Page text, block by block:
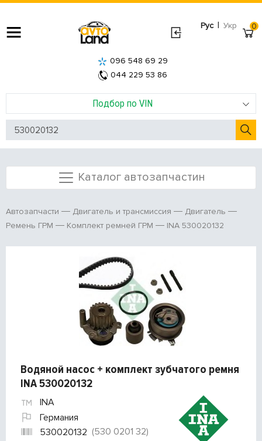
Рус | Укр
Подбор по VIN
096 548 69 29
044 229 53 86
0
Каталог автозапчастин
Автозапчасти Двигатель и трансмиссия
Двигатель
Ремень ГРМ
Комплект ремней ГРМ INA 530020132
Водяной насос + комплект зубчатого ремня
INA 530020132
INA
Германия
530020132 (530 0201 32)